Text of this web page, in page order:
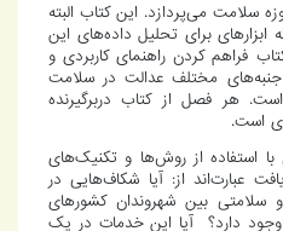
می‌پردازد. این کتاب البته
برای تحلیل داده‌های این
فراهم کردن راهنمای کاربردی و
جنبه‌های مختلف عدالت در سلامت
هر فصل از کتاب دربرگیرنده
است.
استفاده از روش‌ها و تکنیک‌های
عبارت‌اند از: آیا شکاف‌هایی در
سلامتی بین شهروندان کشورهای
دارد؟ آیا این خدمات در یک